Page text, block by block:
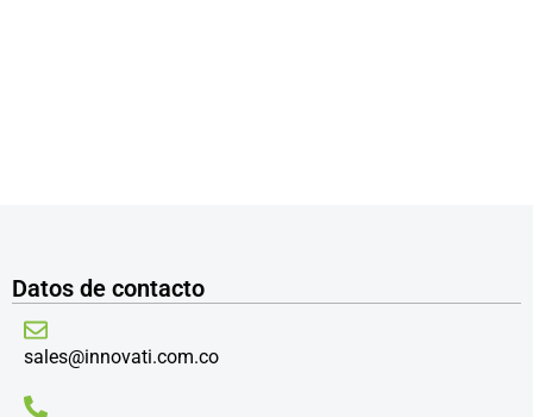
Datos de contacto
sales@innovati.com.co